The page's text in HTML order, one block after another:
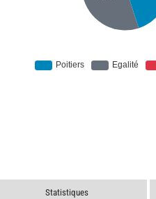
Statistiques